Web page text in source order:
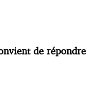
de répondre